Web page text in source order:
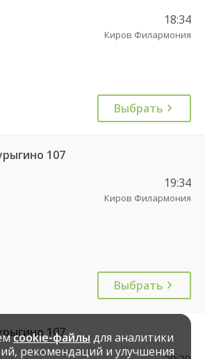
18:34
Киров Филармония
Выбрать
107
19:34
Киров Филармония
Выбрать
107
cookie-файлы для аналитики
рекомендаций и улучшения